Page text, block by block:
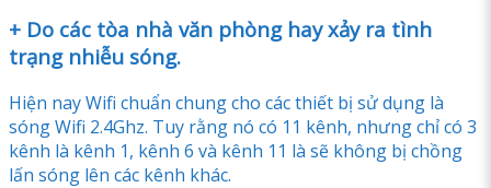
+ Do các tòa nhà văn phòng hay xảy ra tình
trạng nhiễu sóng.
Hiện nay Wifi chuẩn chung cho các thiết bị sử dụng là
sóng Wifi 2.4Ghz. Tuy rằng nó có 11 kênh, nhưng chỉ có 3
kênh là kênh 1, kênh 6 và kênh 11 là sẽ không bị chồng
lấn sóng lên các kênh khác.